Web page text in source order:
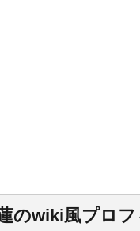
のwiki風プロ